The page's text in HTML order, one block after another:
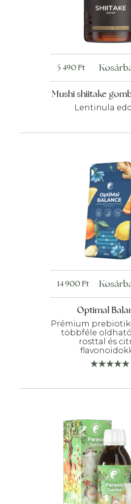
Mushi shiitake
Lentinula
5 490Ft
Optimal
Prémium
többféle
rosttal és
14 900Ft